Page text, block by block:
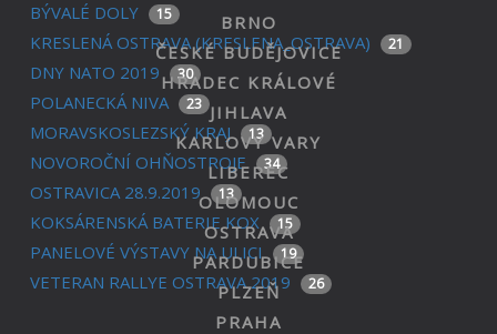
BÝVALÉ DOLY 15
KRESLENÁ OSTRAVA (KRESLENA_OSTRAVA) 21
DNY NATO 2019 30
POLANECKÁ NIVA 23
MORAVSKOSLEZSKÝ KRAJ 13
NOVOROČNÍ OHŇOSTROJE 34
OSTRAVICA 28.9.2019 13
KOKSÁRENSKÁ BATERIE KOX 15
PANELOVÉ VÝSTAVY NA ULICI 19
VETERAN RALLYE OSTRAVA 2019 26
BRNO
ČESKÉ BUDĚJOVICE
HRADEC KRÁLOVÉ
JIHLAVA
KARLOVY VARY
LIBEREC
OLOMOUC
OSTRAVA
PARDUBICE
PLZEŇ
PRAHA